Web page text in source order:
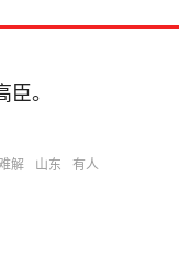
。
解 山东 有人